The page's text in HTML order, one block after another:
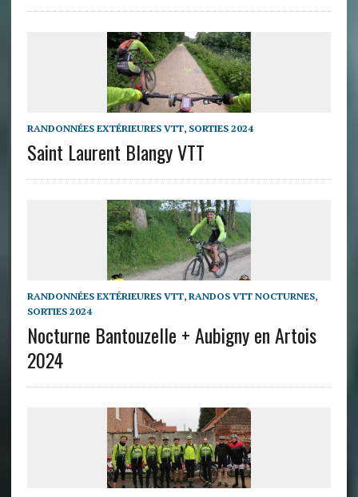
RANDONNÉES EXTÉRIEURES VTT, SORTIES 2024
Saint Laurent Blangy VTT
RANDONNÉES EXTÉRIEURES VTT, RANDOS VTT NOCTURNES,
SORTIES 2024
Nocturne Bantouzelle + Aubigny en Artois
2024